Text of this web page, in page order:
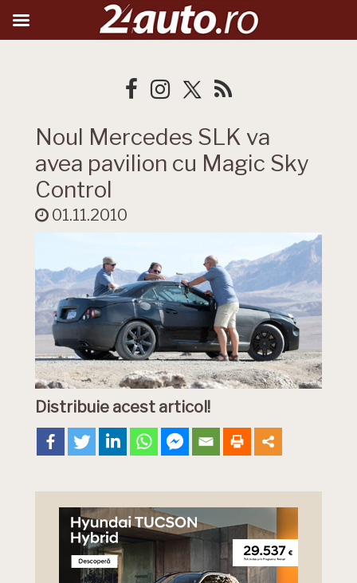
Noul Mercedes SLK va
avea pavilion cu Magic Sky
Control
01.11.2010
Distribuie acest articol!